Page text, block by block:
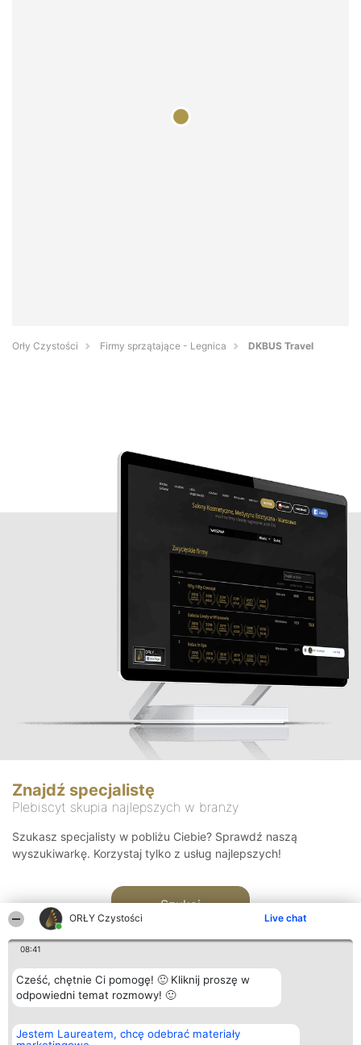
ORŁY Czystości Live chat
08:41
Cześć, chętnie Ci pomogę! 🙂 Kliknij proszę w
odpowiedni temat rozmowy! 🙂
Jestem Laureatem, chcę odebrać materiały
Orły Czystości Firmy sprzątające - Legnica DKBUS Travel
Znajdź specjalistę
Plebiscyt skupia najlepszych w branży
Szukasz specjalisty w pobliżu Ciebie? Sprawdź naszą
wyszukiwarkę. Korzystaj tylko z usług najlepszych!
Szukaj
Organizator plebiscytu
Bright Side Solutions sp. z o.
Plebiscyt
Laureaci
Kontakt
Kontakt